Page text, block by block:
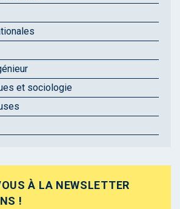
et sociologie
À LA NEWSLETTER
!